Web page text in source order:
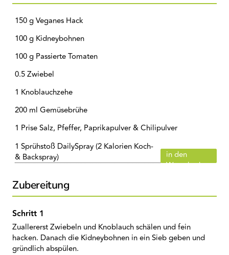
150 g Veganes Hack
100 g Kidneybohnen
100 g Passierte Tomaten
0.5 Zwiebel
1 Knoblauchzehe
200 ml Gemüsebrühe
1 Prise Salz, Pfeffer, Paprikapulver & Chilipulver
1 Sprühstoß DailySpray (2 Kalorien Koch-
& Backspray)
in den
Warenkorb
Zubereitung
Zuallererst Zwiebeln und Knoblauch schälen und fein
hacken. Danach die Kidneybohnen in ein Sieb geben und
gründlich abspülen.